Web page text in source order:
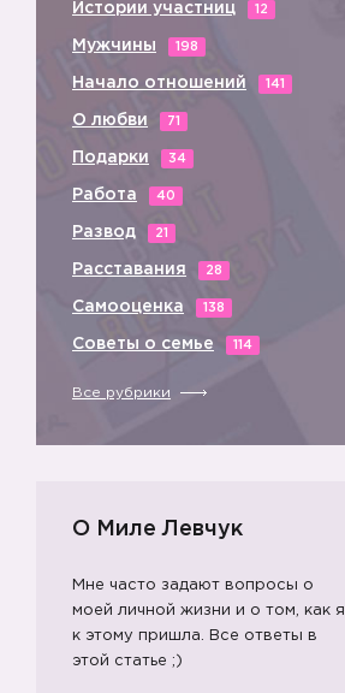
Истории участниц 12
Мужчины 198
Начало отношений 141
О любви 71
Подарки 34
Работа 40
Развод 21
Расставания 28
Самооценка 138
Советы о семье 114
Все рубрики
О Миле Левчук
Мне часто задают вопросы о
моей личной жизни и о том, как я
к этому пришла. Все ответы в
этой статье ;)